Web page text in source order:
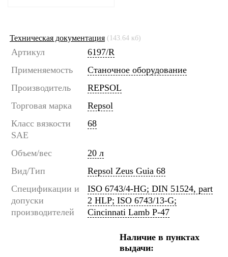
Техническая документация (143.64 кб)
Артикул
6197/R
Применяемость
Станочное оборудование
Производитель
REPSOL
Торговая марка
Repsol
Класс вязкости
SAE
68
Объем/вес
20 л
Вид/Тип
Repsol Zeus Guia 68
Спецификации и
допуски
производителей
ISO 6743/4-HG; DIN 51524, part
2 HLP; ISO 6743/13-G;
Cincinnati Lamb P-47
Наличие в пунктах
выдачи: